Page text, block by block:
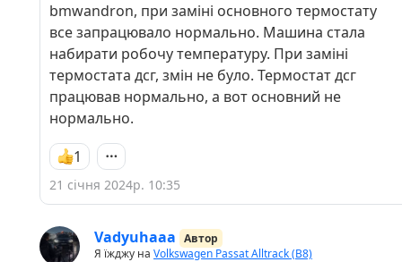
нагрівається до 60°. Це так має бути ✌️🤗🔥
bmwandron, при заміні основного термостату
все запрацювало нормально. Машина стала
набирати робочу температуру. При заміні
термостата дсг, змін не було. Термостат дсг
працював нормально, а вот основний не
нормально.
1
21 січня 2024р. 10:35
Vadyuhaaa Автор
Я їжджу на Volkswagen Passat Alltrack (B8)